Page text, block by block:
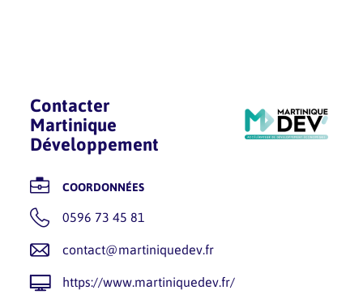
Contacter
Martinique
Développement
COORDONNÉES
0596 73 45 81
contact@martiniquedev.fr
https://www.martiniquedev.fr/